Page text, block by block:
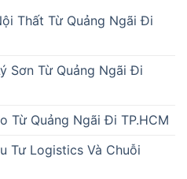
Thất Từ Quảng Ngãi Đi
Sơn Từ Quảng Ngãi Đi
Từ Quảng Ngãi Đi TP.HCM
Tư Logistics Và Chuỗi